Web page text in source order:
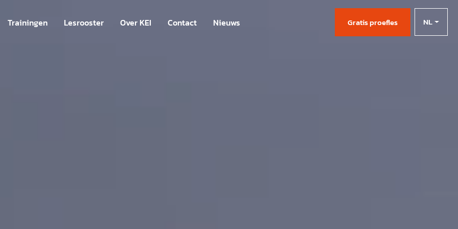
Trainingen Lesrooster Over KEI Contact Nieuws Gratis proefles NL